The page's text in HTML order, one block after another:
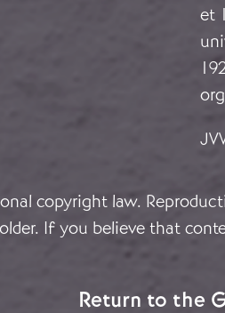
et
copyright law.
If you believe that
Return to the